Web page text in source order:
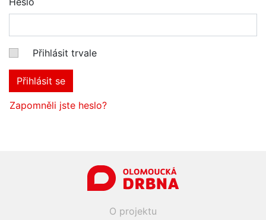
Přihlásit trvale
Přihlásit se
Zapomněli jste heslo?
O projektu